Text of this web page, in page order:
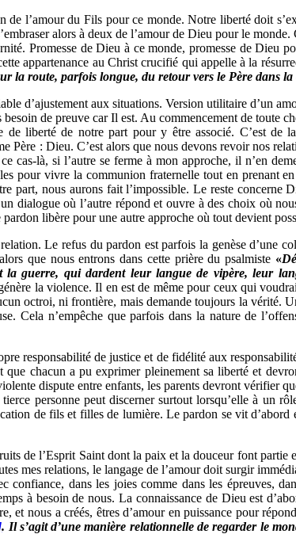
l’amour du Fils pour ce monde. Notre liberté doit
alors à deux de l’amour de Dieu pour le
Promesse de Dieu à ce monde, promesse de Dieu
appartenance au Christ crucifié qui appelle à la
la route, parfois longue, du retour vers le Père dans
d’ajustement aux situations. Version utilitaire d’un
de preuve car Il est. Au commencement de toute
liberté de notre part pour y être associé. C’est de
: Dieu. C’est alors que nous devons revoir nos
là, si l’autre se ferme à mon approche, il n’en
pour vivre la communion fraternelle tout en prenant
part, nous aurons fait l’impossible. Le reste concerne
dialogue où l’autre répond et ouvre à des choix où
libère pour une autre approche où tout devient
Le refus du pardon est parfois la genèse d’une
que nous entrons dans cette prière du psalmiste «
guerre, qui dardent leur langue de vipère, leur
la violence. Il en est de même pour ceux qui
octroi, ni frontière, mais demande toujours la vérité.
Cela n’empêche que parfois dans la nature de
responsabilité de justice et de fidélité aux
chacun a pu exprimer pleinement sa liberté et
dispute entre enfants, les parents devront vérifier
personne peut discerner surtout lorsqu’elle à un
de fils et filles de lumière. Le pardon se vit d’abord
de l’Esprit Saint dont la paix et la douceur font partie
mes relations, le langage de l’amour doit surgir
dans les joies comme dans les épreuves,
à besoin de nous. La connaissance de Dieu est
nous a créés, êtres d’amour en puissance pour
. Il s’agit d’une manière relationnelle de regarder le